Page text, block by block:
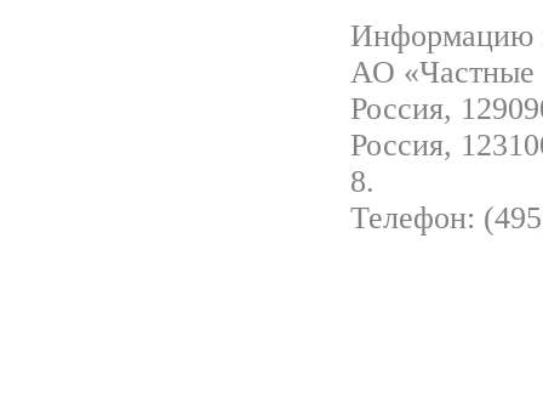
Информацию
АО «Частные
Россия,
Россия,
8.
Телефон: